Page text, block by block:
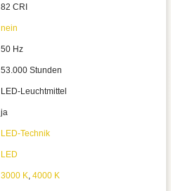
82 CRI
nein
50 Hz
53.000 Stunden
LED-Leuchtmittel
ja
LED-Technik
LED
3000 K, 4000 K